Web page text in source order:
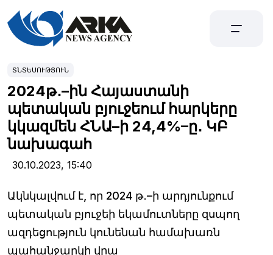
ՏՆՏԵՍՈՒԹՅՈՒՆ
2024թ․–ին Հայաստանի
պետական բյուջեում հարկերը
կկազմեն ՀՆԱ–ի 24,4%–ը․ ԿԲ
նախագահ
30.10.2023, 15:40
Ակնկալվում է, որ 2024 թ․–ի արդյունքում
պետական բյուջեի եկամուտները զսպող
ազդեցություն կունենան համախառն
պահանջարկի վրա